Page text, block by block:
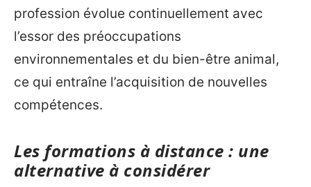
profession évolue continuellement avec
l’essor des préoccupations
environnementales et du bien-être animal,
ce qui entraîne l’acquisition de nouvelles
compétences.
Les formations à distance : une
alternative à considérer